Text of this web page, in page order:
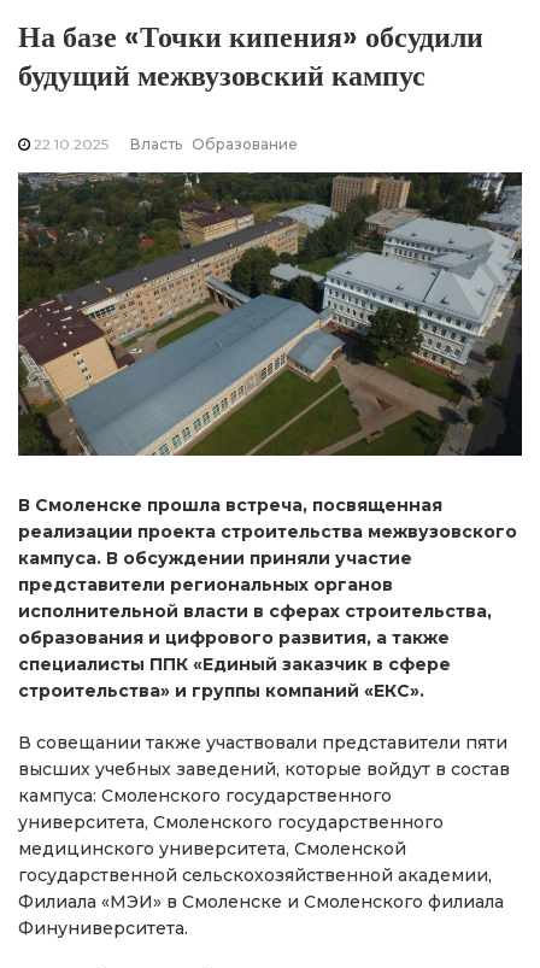
На базе «Точки кипения» обсудили
будущий межвузовский кампус
22.10.2025 Власть Образование
В Смоленске прошла встреча, посвященная
реализации проекта строительства межвузовского
кампуса. В обсуждении приняли участие
представители региональных органов
исполнительной власти в сферах строительства,
образования и цифрового развития, а также
специалисты ППК «Единый заказчик в сфере
строительства» и группы компаний «ЕКС».
В совещании также участвовали представители пяти
высших учебных заведений, которые войдут в состав
кампуса: Смоленского государственного
университета, Смоленского государственного
медицинского университета, Смоленской
государственной сельскохозяйственной академии,
Филиала «МЭИ» в Смоленске и Смоленского филиала
Финуниверситета.